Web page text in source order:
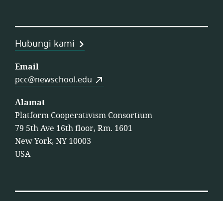
Hubungi kami
Email
pcc@newschool.edu
Alamat
Platform Cooperativism Consortium
79 5th Ave 16th floor, Rm. 1601
New York, NY 10003
USA